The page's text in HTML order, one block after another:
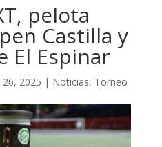
pelota
Castilla y
El Espinar
26, 2025 | Noticias, Torneo